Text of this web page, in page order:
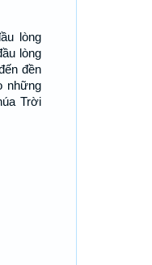
lòng
lòng
đền
những
Trời